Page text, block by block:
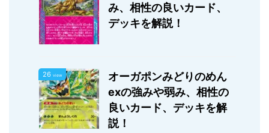
み、相性の良いカード、
デッキを解説！
26 view
オーガポンみどりのめん
exの強みや弱み、相性の
良いカード、デッキを解
説！